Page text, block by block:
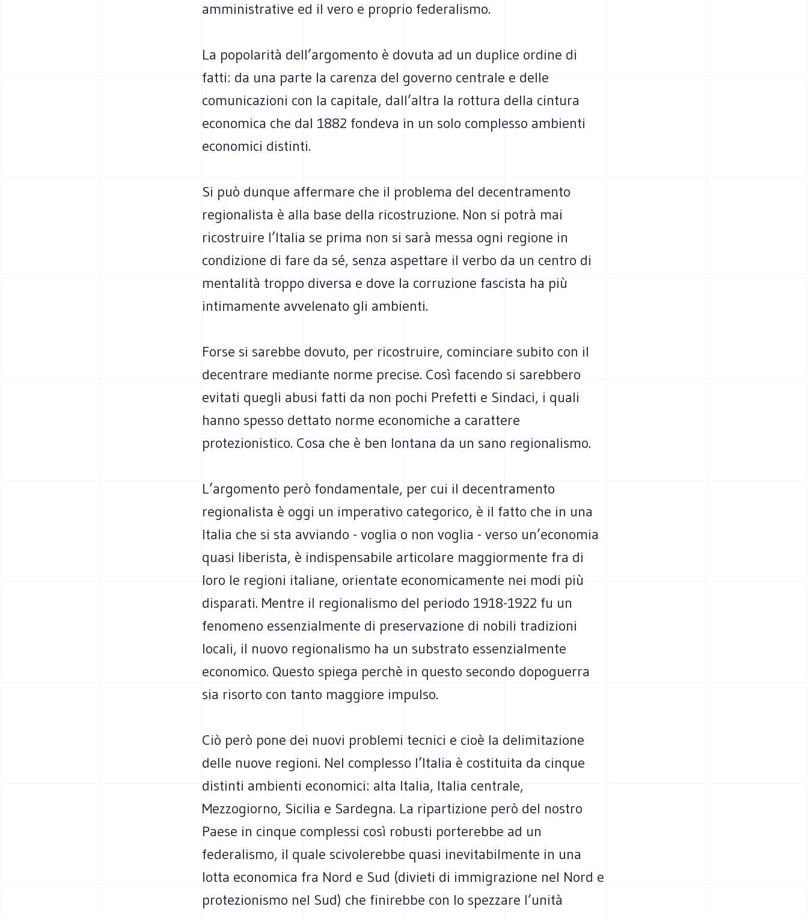
amministrative ed il vero e proprio federalismo.
La popolarità dell’argomento è dovuta ad un duplice ordine di
fatti: da una parte la carenza del governo centrale e delle
comunicazioni con la capitale, dall’altra la rottura della cintura
economica che dal 1882 fondeva in un solo complesso ambienti
economici distinti.
Si può dunque affermare che il problema del decentramento
regionalista è alla base della ricostruzione. Non si potrà mai
ricostruire l’Italia se prima non si sarà messa ogni regione in
condizione di fare da sé, senza aspettare il verbo da un centro di
mentalità troppo diversa e dove la corruzione fascista ha più
intimamente avvelenato gli ambienti.
Forse si sarebbe dovuto, per ricostruire, cominciare subito con il
decentrare mediante norme precise. Così facendo si sarebbero
evitati quegli abusi fatti da non pochi Prefetti e Sindaci, i quali
hanno spesso dettato norme economiche a carattere
protezionistico. Cosa che è ben lontana da un sano regionalismo.
L’argomento però fondamentale, per cui il decentramento
regionalista è oggi un imperativo categorico, è il fatto che in una
Italia che si sta avviando - voglia o non voglia - verso un’economia
quasi liberista, è indispensabile articolare maggiormente fra di
loro le regioni italiane, orientate economicamente nei modi più
disparati. Mentre il regionalismo del periodo 1918-1922 fu un
fenomeno essenzialmente di preservazione di nobili tradizioni
locali, il nuovo regionalismo ha un substrato essenzialmente
economico. Questo spiega perchè in questo secondo dopoguerra
sia risorto con tanto maggiore impulso.
Ciò però pone dei nuovi problemi tecnici e cioè la delimitazione
delle nuove regioni. Nel complesso l’Italia è costituita da cinque
distinti ambienti economici: alta Italia, Italia centrale,
Mezzogiorno, Sicilia e Sardegna. La ripartizione però del nostro
Paese in cinque complessi così robusti porterebbe ad un
federalismo, il quale scivolerebbe quasi inevitabilmente in una
lotta economica fra Nord e Sud (divieti di immigrazione nel Nord e
protezionismo nel Sud) che finirebbe con lo spezzare l’unità